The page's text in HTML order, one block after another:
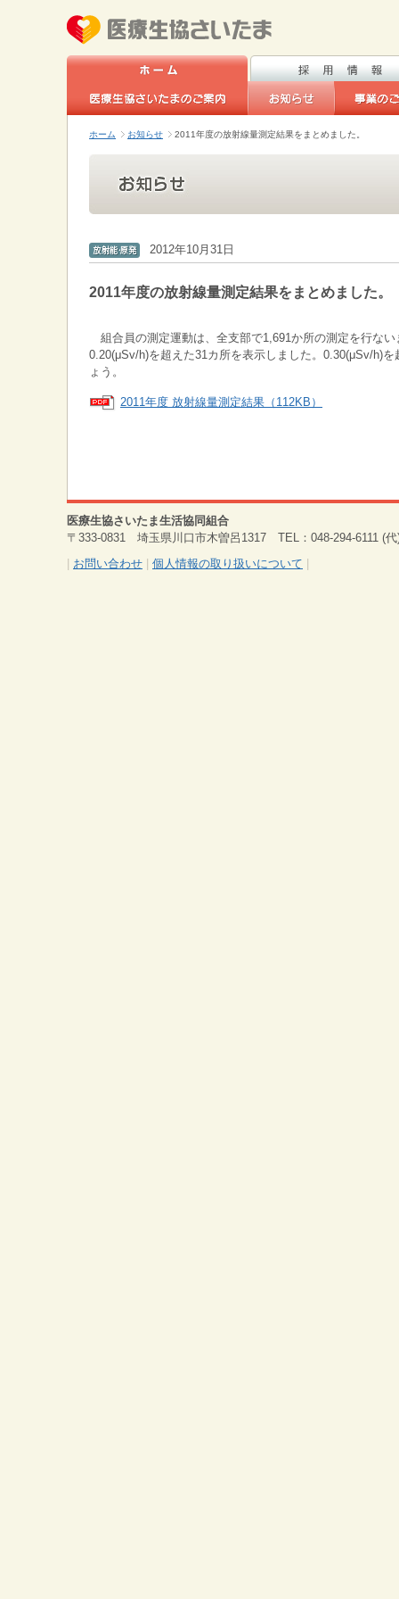
ホーム お知らせ 2011年度の放射線量測定結果をまとめました。
2012年10月31日
2011年度の放射線量測定結果をまとめました。
組合員の測定運動は、全支部で1,691か所の測定を行な
0.20(μSv/h)を超えた31カ所を表示しました。0.30(μSv/h)
ょう。
2011年度 放射線量測定結果（112KB）
医療生協さいたま生活協同組合
〒333-0831 埼玉県川口市木曽呂1317 TEL：048-294-6111 (
お問い合わせ 個人情報の取り扱いについて